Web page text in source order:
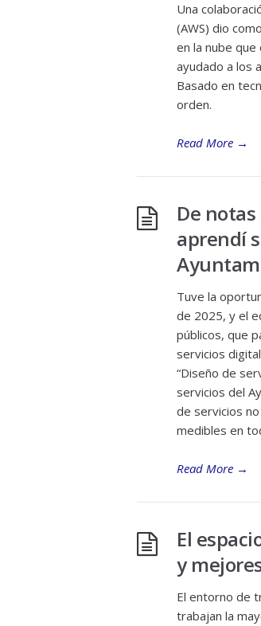
Una
(AWS) dio
en la nube
ayudado a los
Basado en
orden.
Read More →
De
aprendí
Tuve la
de 2025, y el
públicos, que
servicios
“Diseño de
servicios del
de servicios
medibles en
Read More →
El
y
El entorno de
trabajan la